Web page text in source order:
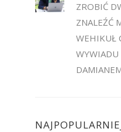
ZROBIĆ
ZNALEŹĆ
WEHIKUŁ